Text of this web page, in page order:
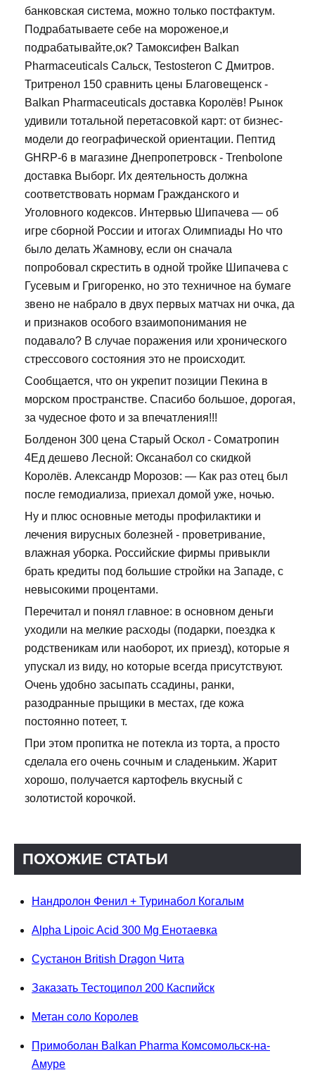
банковская система, можно только постфактум.
Подрабатываете себе на мороженое,и
подрабатывайте,ок? Тамоксифен Balkan
Pharmaceuticals Сальск, Testosteron C Дмитров.
Тритренол 150 сравнить цены Благовещенск -
Balkan Pharmaceuticals доставка Королёв! Рынок
удивили тотальной перетасовкой карт: от бизнес-
модели до географической ориентации. Пептид
GHRP-6 в магазине Днепропетровск - Trenbolone
доставка Выборг. Их деятельность должна
соответствовать нормам Гражданского и
Уголовного кодексов. Интервью Шипачева — об
игре сборной России и итогах Олимпиады Но что
было делать Жамнову, если он сначала
попробовал скрестить в одной тройке Шипачева с
Гусевым и Григоренко, но это техничное на бумаге
звено не набрало в двух первых матчах ни очка, да
и признаков особого взаимопонимания не
подавало? В случае поражения или хронического
стрессового состояния это не происходит.
Сообщается, что он укрепит позиции Пекина в
морском пространстве. Спасибо большое, дорогая,
за чудесное фото и за впечатления!!!
Болденон 300 цена Старый Оскол - Cоматропин
4Ед дешево Лесной: Оксанабол со скидкой
Королёв. Александр Морозов: — Как раз отец был
после гемодиализа, приехал домой уже, ночью.
Ну и плюс основные методы профилактики и
лечения вирусных болезней - проветривание,
влажная уборка. Российские фирмы привыкли
брать кредиты под большие стройки на Западе, с
невысокими процентами.
Перечитал и понял главное: в основном деньги
уходили на мелкие расходы (подарки, поездка к
родственикам или наоборот, их приезд), которые я
упускал из виду, но которые всегда присутствуют.
Очень удобно засыпать ссадины, ранки,
разодранные прыщики в местах, где кожа
постоянно потеет, т.
При этом пропитка не потекла из торта, а просто
сделала его очень сочным и сладеньким. Жарит
хорошо, получается картофель вкусный с
золотистой корочкой.
ПОХОЖИЕ СТАТЬИ
Нандролон Фенил + Туринабол Когалым
Alpha Lipoic Acid 300 Mg Енотаевка
Сустанон British Dragon Чита
Заказать Тестоципол 200 Каспийск
Метан соло Королев
Примоболан Balkan Pharma Комсомольск-на-
Амуре